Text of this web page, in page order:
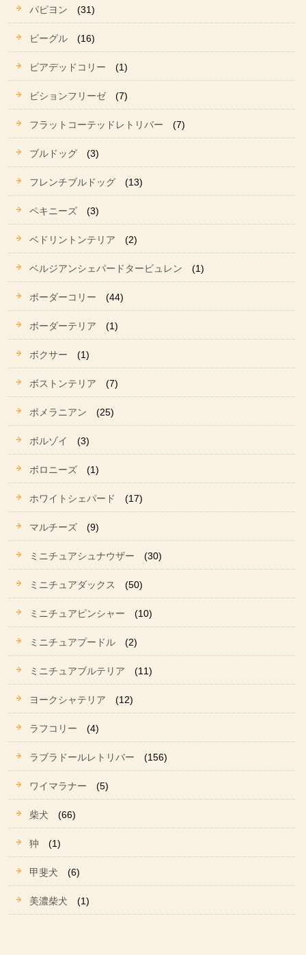
パピヨン (31)
ビーグル (16)
ビアデッドコリー (1)
ビションフリーゼ (7)
フラットコーテッドレトリバー (7)
ブルドッグ (3)
フレンチブルドッグ (13)
ペキニーズ (3)
ベドリントンテリア (2)
ベルジアンシェパードタービュレン (1)
ボーダーコリー (44)
ボーダーテリア (1)
ボクサー (1)
ボストンテリア (7)
ポメラニアン (25)
ボルゾイ (3)
ボロニーズ (1)
ホワイトシェパード (17)
マルチーズ (9)
ミニチュアシュナウザー (30)
ミニチュアダックス (50)
ミニチュアピンシャー (10)
ミニチュアプードル (2)
ミニチュアブルテリア (11)
ヨークシャテリア (12)
ラフコリー (4)
ラブラドールレトリバー (156)
ワイマラナー (5)
柴犬 (66)
狆 (1)
甲斐犬 (6)
美濃柴犬 (1)